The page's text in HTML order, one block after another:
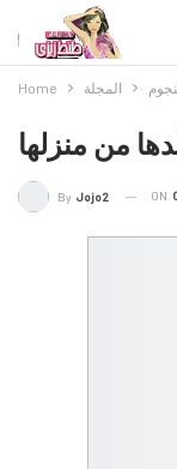
Home المجلة
من منزلها
By Jojo2 ON